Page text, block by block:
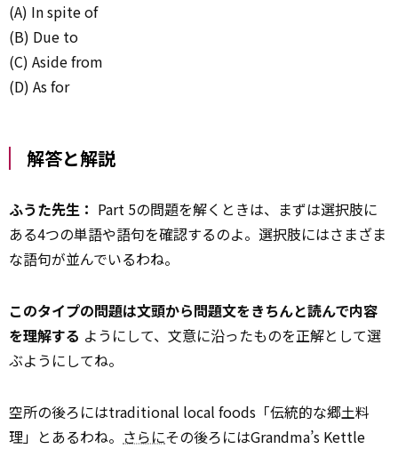
(A) In spite of
(B) Due to
(C) Aside from
(D) As for
解答と解説
ふうた先生： Part 5の問題を解くときは、まずは選択肢に
ある4つの単語や語句を確認するのよ。選択肢にはさまざま
な語句が並んでいるわね。
このタイプの問題は文頭から問題文をきちんと読んで内容
を理解する ようにして、文意に沿ったものを正解として選
ぶようにしてね。
空所の後ろにはtraditional local foods「伝統的な郷土料
理」とあるわね。 さらにその後ろにはGrandma’s Kettle